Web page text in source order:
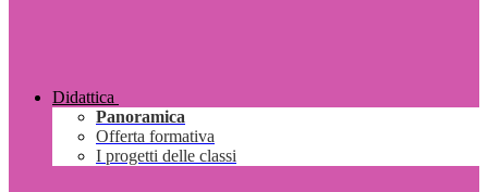
Didattica
Panoramica
Offerta formativa
I progetti delle classi